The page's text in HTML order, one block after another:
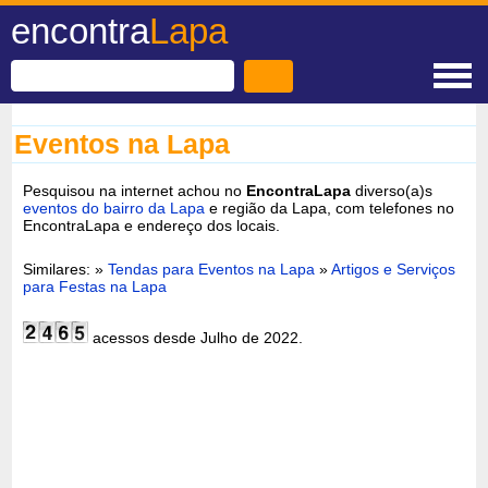
encontraLapa
Eventos na Lapa
Pesquisou na internet achou no EncontraLapa diverso(a)s
eventos do bairro da Lapa e região da Lapa, com telefones no
EncontraLapa e endereço dos locais.
Similares: »Tendas para Eventos na Lapa »Artigos e Serviços
para Festas na Lapa
acessos desde Julho de 2022.